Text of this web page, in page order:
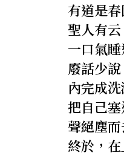
有道是
聖人有
一口氣
廢話少
內完成
把自己
聲絕塵而
終於，